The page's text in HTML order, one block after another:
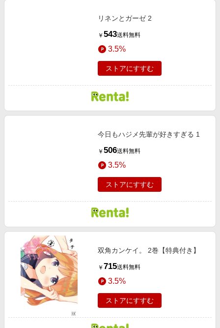
リネンとガーゼ 2
￥ 543送料無料
3.5%
ストアにすすむ
今日もハジメ先輩が好きすぎる 1
￥ 506送料無料
3.5%
ストアにすすむ
双角カンケイ。 2巻【特典付き】
￥ 715送料無料
3.5%
ストアにすすむ